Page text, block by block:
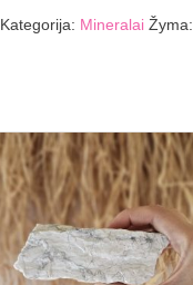
233
Kategorija: Mineralai Žyma: